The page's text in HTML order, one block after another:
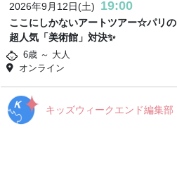
2026年9月12日(土) 19:00
ここにしかないアートツアー☆パリの
超人気「美術館」対決✨
6歳 ～ 大人
オンライン
キッズウィークエンド編集部